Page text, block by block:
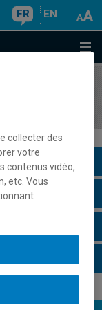
FR EN
collecter des
votre
contenus vidéo,
etc. Vous